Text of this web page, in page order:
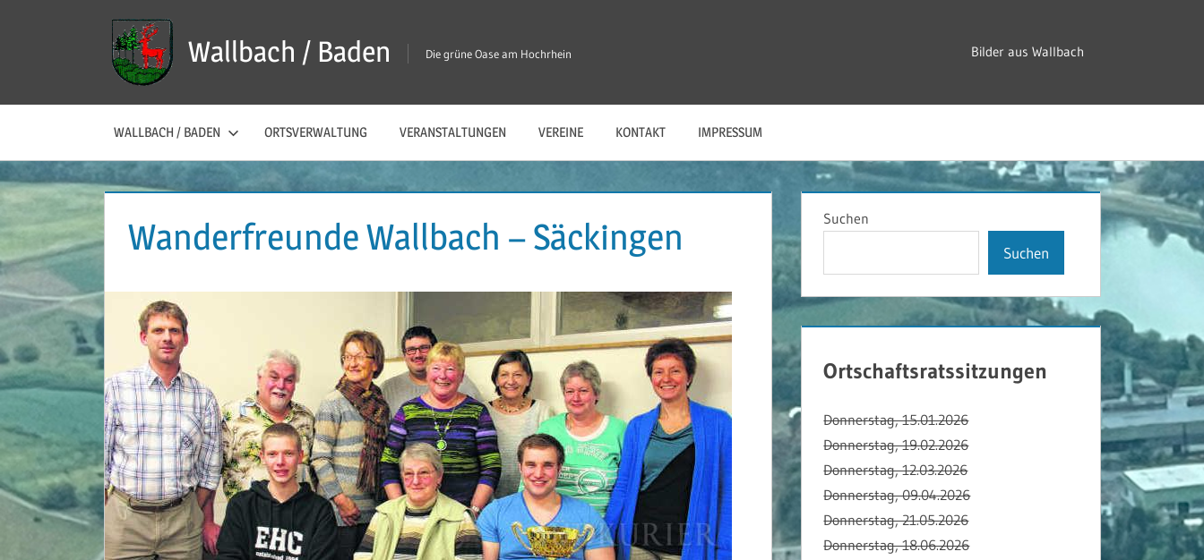
Wallbach / Baden Die grüne Oase am Hochrhein Bilder aus Wallbach
WALLBACH / BADEN ORTSVERWALTUNG VERANSTALTUNGEN VEREINE KONTAKT IMPRESSUM
Wanderfreunde Wallbach – Säckingen Suchen
Suchen
Ortschaftsratssitzungen
Donnerstag, 15.01.2026
Donnerstag, 19.02.2026
Donnerstag, 12.03.2026
Donnerstag, 09.04.2026
Donnerstag, 21.05.2026
Donnerstag, 18.06.2026